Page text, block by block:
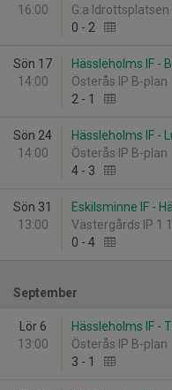
16:00
G:a
0 - 2
Sön 17
14:00
Hässleholms IF -
Österås IP B-plan
2 - 1
Sön 24
14:00
Hässleholms IF -
Österås IP B-plan
4 - 3
Sön 31
13:00
Eskilsminne IF -
Västergårds IP 1
0 - 4
September
Lör 6
13:00
Hässleholms IF -
Österås IP B-plan
3 - 1